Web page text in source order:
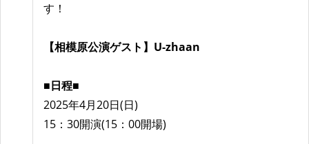
す！
【相模原公演ゲスト】U-zhaan
■日程■
2025年4月20日(日)
15：30開演(15：00開場)